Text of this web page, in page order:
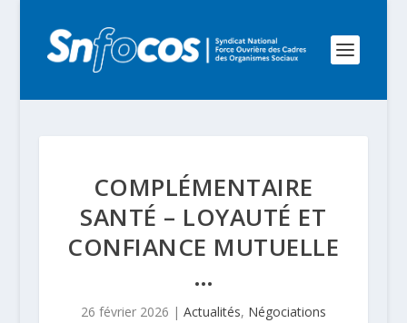
COMPLÉMENTAIRE
SANTÉ – LOYAUTÉ ET
CONFIANCE MUTUELLE
…
26 février 2026 | Actualités, Négociations